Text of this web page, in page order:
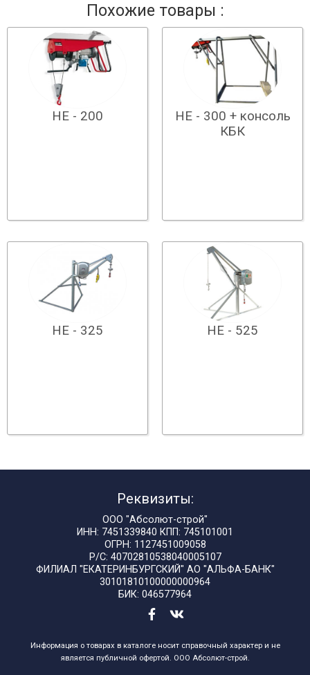
Похожие товары :
НЕ - 200
НЕ - 300 + консоль
КБК
НЕ - 325 НЕ - 525
Реквизиты:
ООО "Абсолют-строй"
ИНН: 7451339840 КПП: 745101001
ОГРН: 1127451009058
Р/С: 40702810538040005107
ФИЛИАЛ "ЕКАТЕРИНБУРГСКИЙ" АО "АЛЬФА-БАНК"
30101810100000000964
БИК: 046577964
Информация о товарах в каталоге носит справочный характер и не
является публичной офертой. ООО Абсолют-строй.